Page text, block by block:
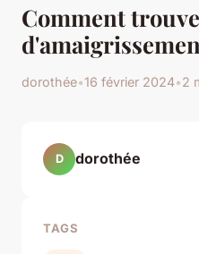
Comment
dorothée•16 février 2024•2
D dorothée
TAGS